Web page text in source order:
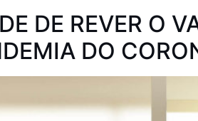
DE REVER O
DO